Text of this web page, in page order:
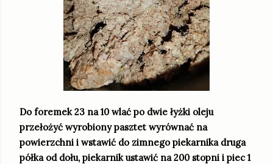
Do foremek 23 na 10 wlać po dwie łyżki oleju
przełożyć wyrobiony pasztet wyrównać na
powierzchni i wstawić do zimnego piekarnika druga
półka od dołu, piekarnik ustawić na 200 stopni i piec 1